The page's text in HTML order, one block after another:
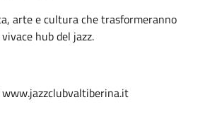
arte e cultura che trasformeranno
hub del jazz.